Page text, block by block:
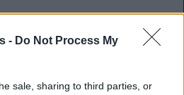
- Do Not Process My
sale, sharing to third parties, or
Marruecos, la
tiene como objetivo llegar
la que alcanzó un legendario